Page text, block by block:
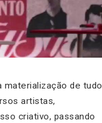
materialização de tudo
artistas,
criativo, passando